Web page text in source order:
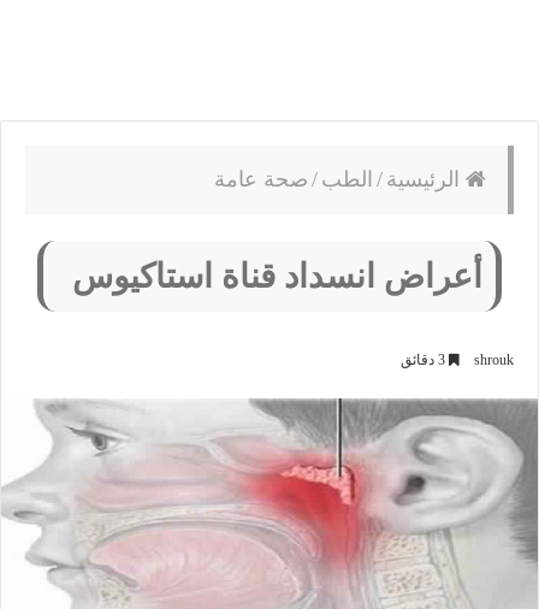
الرئيسية / الطب / صحة عامة
أعراض انسداد قناة استاكيوس
shrouk